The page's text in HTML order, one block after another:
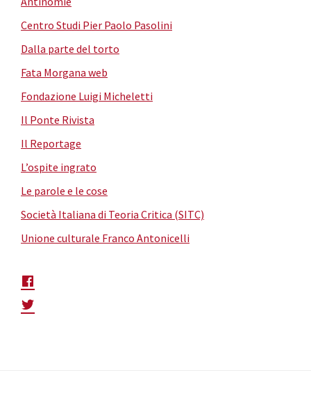
Centro Studi Pier Paolo Pasolini
Dalla parte del torto
Fata Morgana web
Fondazione Luigi Micheletti
Il Ponte Rivista
Il Reportage
L’ospite ingrato
Le parole e le cose
Società Italiana di Teoria Critica (SITC)
Unione culturale Franco Antonicelli